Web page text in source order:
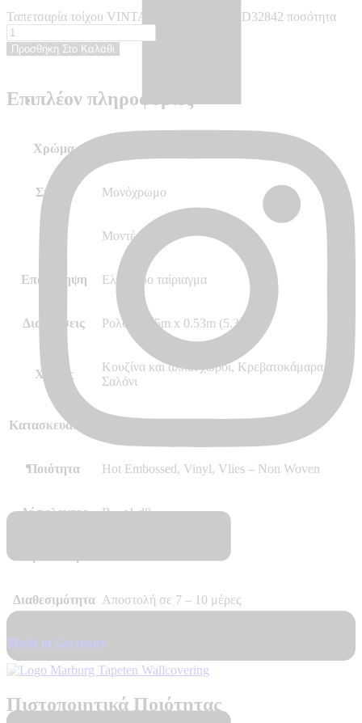
Ταπετσαρία τοίχου VINTAGE DELUXE - VD32842 ποσότητα
Προσθήκη Στο Καλάθι
Επιπλέον πληροφορίες
Χρώμα
Σχέδιο Μονόχρωμο
Μοντέρνο
Επανάληψη Ελεύθερο ταίριαγμα
Διαστάσεις Ρολό 10.05m x 0.53m (5.32m²)
Χώρος
Κουζίνα και άλλοι χώροι, Κρεβατοκάμαρα,
Σαλόνι
Κατασκευαστής
Ποιότητα Hot Embossed, Vinyl, Vlies – Non Woven
Δύσφλεκτες B – s1 d0
Διαθεσιμότητα Αποστολή σε 7 – 10 μέρες
Made in Germany
Πιστοποιητικά Ποιότητας